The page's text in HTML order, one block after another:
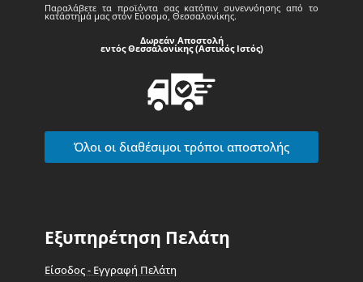
Παραλάβετε τα προϊόντα σας κατόπιν συνεννόησης από το
κατάστημά μας στον Εύοσμο, Θεσσαλονίκης.
Δωρεάν Αποστολή
εντός Θεσσαλονίκης (Αστικός Ιστός)
Όλοι οι διαθέσιμοι τρόποι αποστολής
Εξυπηρέτηση Πελάτη
Είσοδος - Εγγραφή Πελάτη